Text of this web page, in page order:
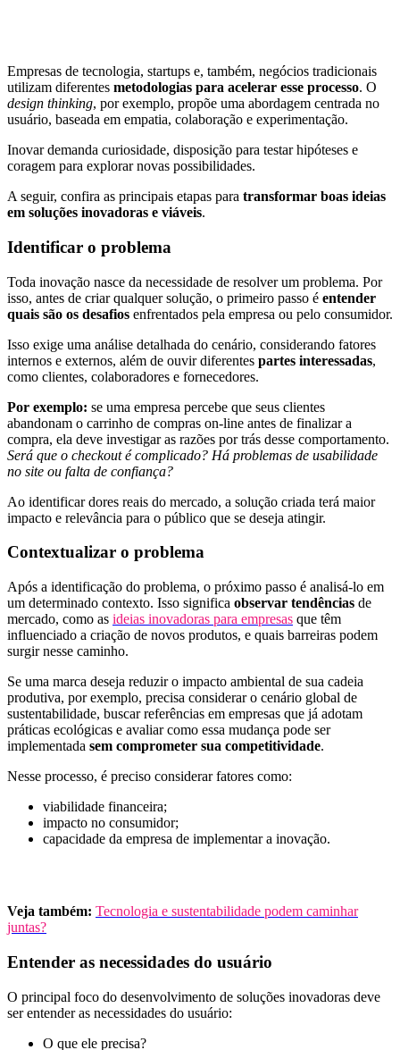
Empresas de tecnologia, startups e, também, negócios tradicionais
utilizam diferentes metodologias para acelerar esse processo. O
design thinking, por exemplo, propõe uma abordagem centrada no
usuário, baseada em empatia, colaboração e experimentação.
Inovar demanda curiosidade, disposição para testar hipóteses e
coragem para explorar novas possibilidades.
A seguir, confira as principais etapas para transformar boas ideias
em soluções inovadoras e viáveis.
Identificar o problema
Toda inovação nasce da necessidade de resolver um problema. Por
isso, antes de criar qualquer solução, o primeiro passo é entender
quais são os desafios enfrentados pela empresa ou pelo consumidor.
Isso exige uma análise detalhada do cenário, considerando fatores
internos e externos, além de ouvir diferentes partes interessadas,
como clientes, colaboradores e fornecedores.
Por exemplo: se uma empresa percebe que seus clientes
abandonam o carrinho de compras on-line antes de finalizar a
compra, ela deve investigar as razões por trás desse comportamento.
Será que o checkout é complicado? Há problemas de usabilidade
no site ou falta de confiança?
Ao identificar dores reais do mercado, a solução criada terá maior
impacto e relevância para o público que se deseja atingir.
Contextualizar o problema
Após a identificação do problema, o próximo passo é analisá-lo em
um determinado contexto. Isso significa observar tendências de
mercado, como as ideias inovadoras para empresas que têm
influenciado a criação de novos produtos, e quais barreiras podem
surgir nesse caminho.
Se uma marca deseja reduzir o impacto ambiental de sua cadeia
produtiva, por exemplo, precisa considerar o cenário global de
sustentabilidade, buscar referências em empresas que já adotam
práticas ecológicas e avaliar como essa mudança pode ser
implementada sem comprometer sua competitividade.
Nesse processo, é preciso considerar fatores como:
viabilidade financeira;
impacto no consumidor;
capacidade da empresa de implementar a inovação.
Veja também: Tecnologia e sustentabilidade podem caminhar
juntas?
Entender as necessidades do usuário
O principal foco do desenvolvimento de soluções inovadoras deve
ser entender as necessidades do usuário:
O que ele precisa?